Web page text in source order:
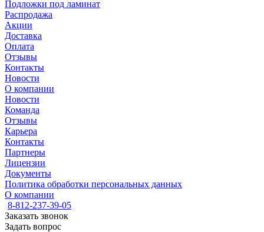
Подложки под ламинат
Распродажа
Акции
Доставка
Оплата
Отзывы
Контакты
Новости
О компании
Новости
Команда
Отзывы
Карьера
Контакты
Партнеры
Лицензии
Документы
Политика обработки персональных данных
О компании
8-812-237-39-05
Заказать звонок
Задать вопрос